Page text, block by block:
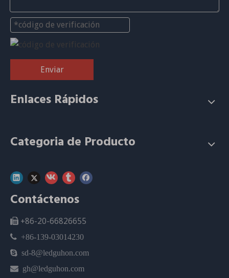
Enviar
Enlaces Rápidos
Categoria de Producto
Contáctenos
 +86-20-66826655
 +86-139-03014230
 sd-8@ledguhon.com
 gh@ledguhon.com